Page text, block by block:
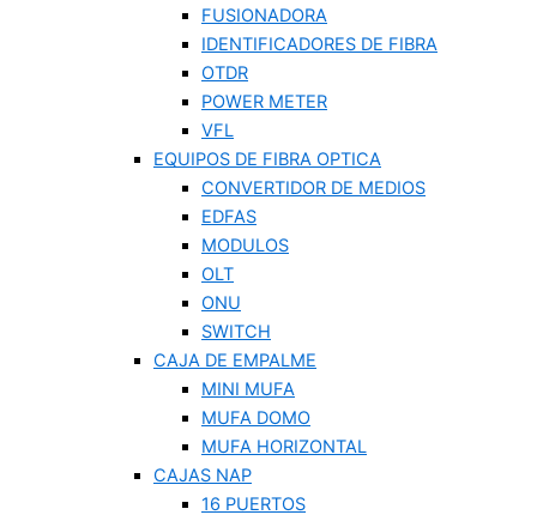
FUSIONADORA
IDENTIFICADORES DE FIBRA
OTDR
POWER METER
VFL
EQUIPOS DE FIBRA OPTICA
CONVERTIDOR DE MEDIOS
EDFAS
MODULOS
OLT
ONU
SWITCH
CAJA DE EMPALME
MINI MUFA
MUFA DOMO
MUFA HORIZONTAL
CAJAS NAP
16 PUERTOS